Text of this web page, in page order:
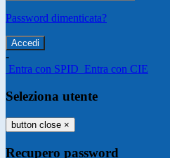
Password dimenticata?
-
Entra con SPID Entra con CIE
Seleziona utente
button close ×
Recupero password